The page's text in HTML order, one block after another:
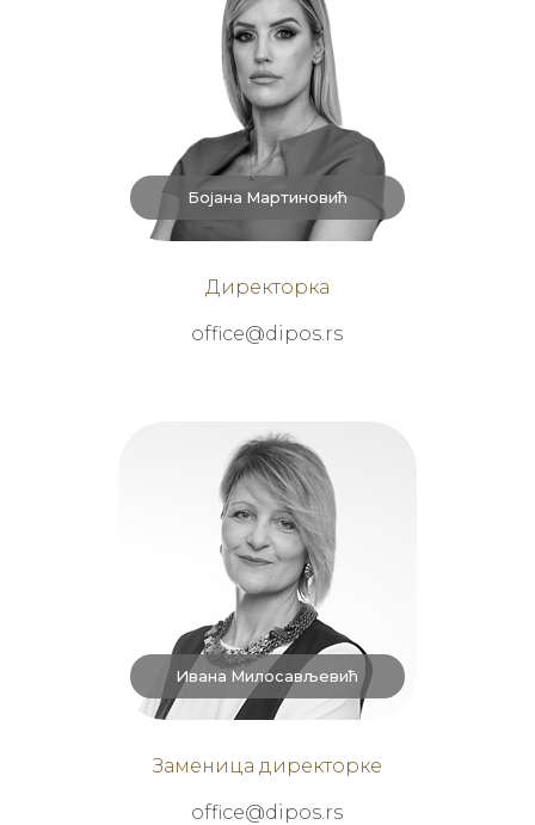
Бојана Мартиновић
Директорка
office@dipos.rs
Ивана Милосављевић
Заменица директорке
office@dipos.rs